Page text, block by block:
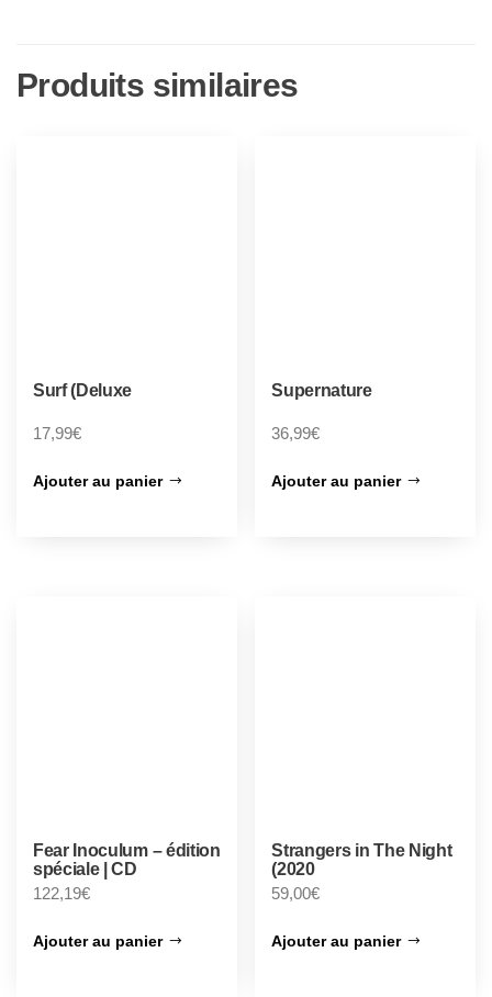
Produits similaires
Surf (Deluxe
17,99€
Ajouter au panier
Supernature
36,99€
Ajouter au panier
Fear Inoculum – édition
spéciale | CD
122,19€
Ajouter au panier
Strangers in The Night
(2020
59,00€
Ajouter au panier